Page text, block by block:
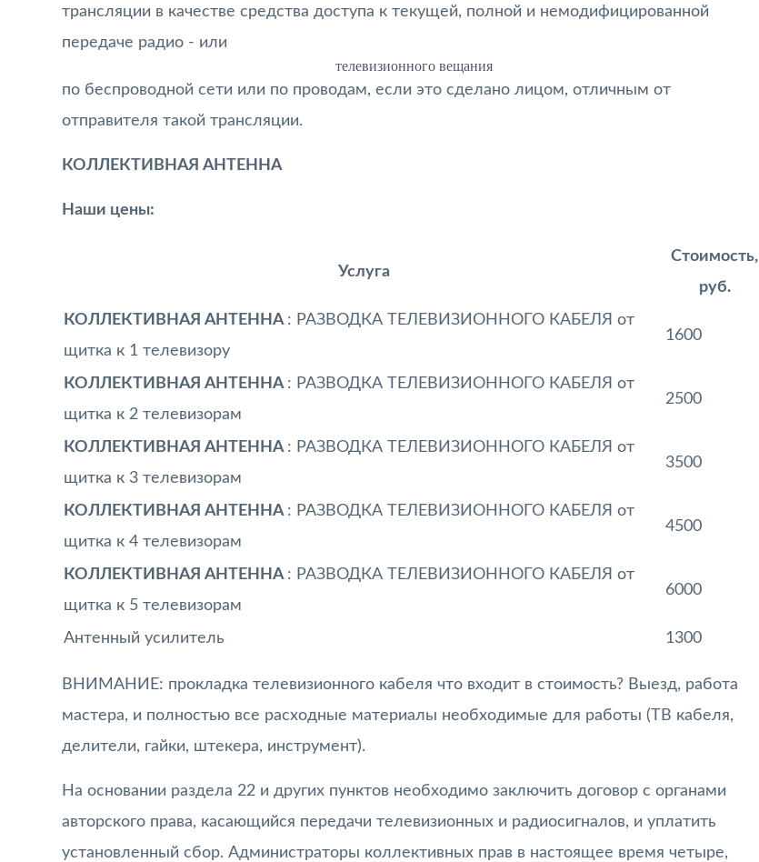
трансляции в качестве средства доступа к текущей, полной и немодифицированной
передаче радио - или
телевизионного вещания
по беспроводной сети или по проводам, если это сделано лицом, отличным от
отправителя такой трансляции.
КОЛЛЕКТИВНАЯ АНТЕННА
Наши цены:
Услуга
Стоимость,
руб.
КОЛЛЕКТИВНАЯ АНТЕННА : РАЗВОДКА ТЕЛЕВИЗИОННОГО КАБЕЛЯ от
щитка к 1 телевизору
1600
КОЛЛЕКТИВНАЯ АНТЕННА : РАЗВОДКА ТЕЛЕВИЗИОННОГО КАБЕЛЯ от
щитка к 2 телевизорам
2500
КОЛЛЕКТИВНАЯ АНТЕННА : РАЗВОДКА ТЕЛЕВИЗИОННОГО КАБЕЛЯ от
щитка к 3 телевизорам
3500
КОЛЛЕКТИВНАЯ АНТЕННА : РАЗВОДКА ТЕЛЕВИЗИОННОГО КАБЕЛЯ от
щитка к 4 телевизорам
4500
КОЛЛЕКТИВНАЯ АНТЕННА : РАЗВОДКА ТЕЛЕВИЗИОННОГО КАБЕЛЯ от
щитка к 5 телевизорам
6000
Антенный усилитель 1300
ВНИМАНИЕ: прокладка телевизионного кабеля что входит в стоимость? Выезд, работа
мастера, и полностью все расходные материалы необходимые для работы (ТВ кабеля,
делители, гайки, штекера, инструмент).
На основании раздела 22 и других пунктов необходимо заключить договор с органами
авторского права, касающийся передачи телевизионных и радиосигналов, и уплатить
установленный сбор. Администраторы коллективных прав в настоящее время четыре,